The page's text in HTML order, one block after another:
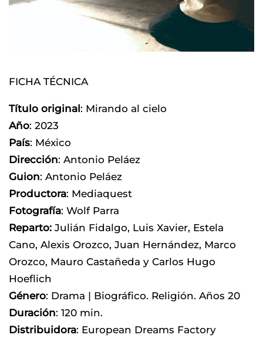
FICHA TÉCNICA
Título original: Mirando al cielo
Año: 2023
País: México
Dirección: Antonio Peláez
Guion: Antonio Peláez
Productora: Mediaquest
Fotografía: Wolf Parra
Reparto: Julián Fidalgo, Luis Xavier, Estela
Cano, Alexis Orozco, Juan Hernández, Marco
Orozco, Mauro Castañeda y Carlos Hugo
Hoeflich
Género: Drama | Biográfico. Religión. Años 20
Duración: 120 min.
Distribuidora: European Dreams Factory